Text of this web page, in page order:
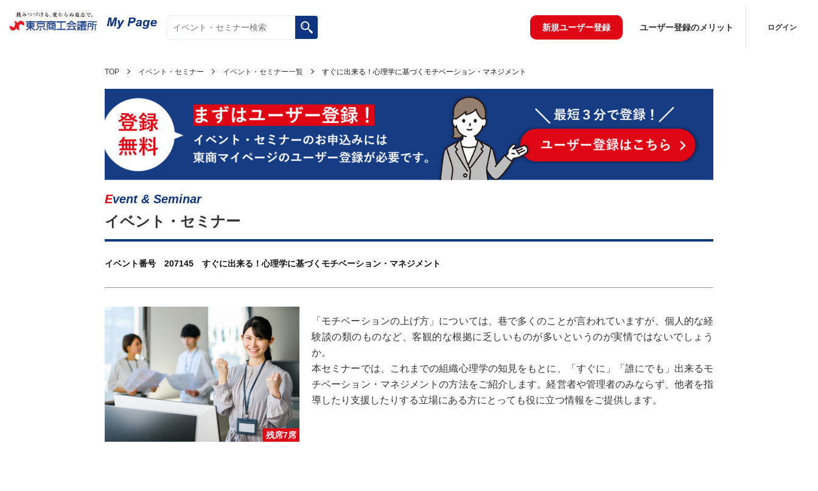
新規ユーザー登録 ユーザー登録のメリット ログイン
TOP イベント・セミナー イベント・セミナー一覧 すぐに出来る！心理学に基づくモチベーション・マネジメント
Event & Seminar
イベント・セミナー
イベント番号 207145 すぐに出来る！心理学に基づくモチベーション・マネジメント
残席7席
「モチベーションの上げ方」については、巷で多くのことが言われていますが、個人的な経
験談の類のものなど、客観的な根拠に乏しいものが多いというのが実情ではないでしょう
か。
本セミナーでは、これまでの組織心理学の知見をもとに、「すぐに」「誰にでも」出来るモ
チベーション・マネジメントの方法をご紹介します。経営者や管理者のみならず、他者を指
導したり支援したりする立場にある方にとっても役に立つ情報をご提供します。